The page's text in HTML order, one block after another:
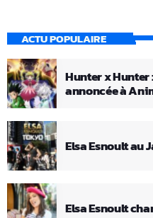
ACTU POPULAIRE
Hunter x Hunter
annoncée à
Elsa Esnoult au
Elsa Esnoult